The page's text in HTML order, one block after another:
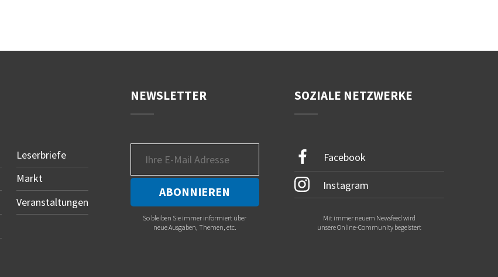
Leserbriefe
Markt
Veranstaltungen
NEWSLETTER
So bleiben Sie immer informiert über
neue Ausgaben, Themen, etc.
SOZIALE NETZWERKE
Facebook
Instagram
Mit immer neuem Newsfeed wird
unsere Online-Community begeistert